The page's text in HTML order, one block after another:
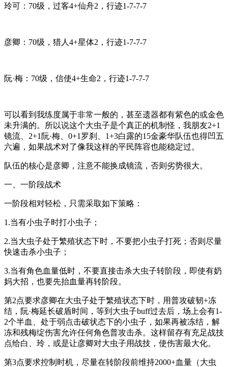
玲可：70级，过客4+仙舟2，行迹1-7-7-7
彦卿：70级，猎人4+星体2，行迹1-7-7-7
阮·梅：70级，信使4+生命2，行迹1-7-7-7
可以看到我练度属于非常一般的，甚至遗器都有紫色的或金色
未升满的。所以说这个大虫子是个真正的机制怪，我朋友2+1
镜流、2+1阮·梅、0+1罗刹、1+3白露的15金豪华队伍也得凹五
六遍，如果战术对了像我这样的平民阵容也能稳定过。
队伍的核心是彦卿，注意不能换成镜流，否则劣势很大。
一、一阶段战术
一阶段相对轻松，只需采取如下策略：
1.当有小虫子时打小虫子；
2.当大虫子处于繁殖状态下时，不要把小虫子打死；否则尽量
快速击杀小虫子；
3.当有角色血量低时，不要直接击杀大虫子转阶段，即使有奶
妈大招，也要先抬血量再转阶段。
第2点要求彦卿在大虫子处于繁殖状态下时，用普攻破韧+冻
结，阮·梅延长破盾时间，等到大虫子buff过去后，场上会有1-
2个半血、处于弱点击破状态下的小虫子，如果再被冻结，解
冻和残梅绽伤害允许任何角色普攻击杀。这样留存有充足战技
点给白、玲，或是让彦卿对大虫子用战技，使伤害最大化。
第3点要求控制时机，尽量在转阶段前维持2000+血量（大虫